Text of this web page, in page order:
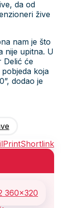
da od
žive
nam je što
nije upitna. U
Delić će
koja
dodao je
PrintShortlink